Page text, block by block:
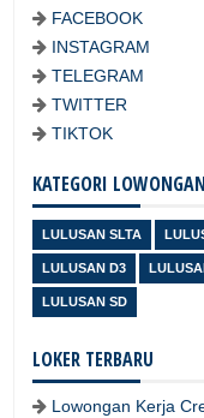
FACEBOOK
INSTAGRAM
TELEGRAM
TWITTER
TIKTOK
KATEGORI
LULUSAN SLTA
LULUSAN D3
LULUSAN SD
LOKER TERBARU
Lowongan Kerja